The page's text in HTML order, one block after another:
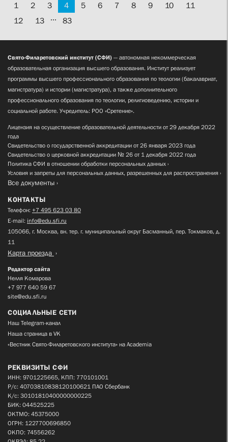
1 2 3 4 5 6 7 8 9 10
11
12
13 ... 83
Свято-Филаретовский институт (СФИ) — автономная некоммерческая
образовательная организация высшего образования. Институт реализует
программы высшего профессионального образования по теологии (бакалавриат,
магистратура) и истории (магистратура), а также дополнительного
профессионального образования по теологии, религиоведению, истории и
социальной работе. Учредитель: РОО «Сретение».
Лицензия на осуществление образовательной деятельности от 29 декабря 2022
года
Свидетельство о государственной аккредитации от 26 января 2023 года
Свидетельство о церковной аккредитации № 26 от 1 декабря 2022 года
Политика СФИ в отношении обработки персональных данных
Условия и запреты для персональных данных, разрешенных для распространения
Все документы
КОНТАКТЫ
Телефон: +7 495 623 03 80
E-mail: info@edu.sfi.ru
105066, г. Москва, вн. тер. г. муниципальный округ Басманный, пер. Токмаков, д.
11
Карта проезда
Редактор сайта
Нелля Комарова
+7 977 640 59 67
site@edu.sfi.ru
СОЦИАЛЬНЫЕ СЕТИ
Наш Telegram-канал
Наша страница в VK
«Вестник Свято-Филаретовского института» на Academia
РЕКВИЗИТЫ СФИ
ИНН: 9701225665, КПП: 770101001
Р/с: 40703810838120100621 ПАО Сбербанк
К/с: 30101810400000000225
БИК: 044525225
ОКТМО: 45375000
ОГРН: 1227700696850
ОКПО: 74556262